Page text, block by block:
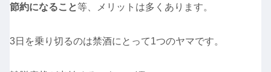
節約になること等、メリットは多くあります。
3日を乗り切るのは禁酒にとって1つのヤマです。